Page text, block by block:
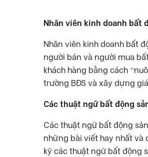
Nhân viên kinh doanh bất
Nhân viên kinh doanh bất
người bán và người mua
khách hàng bằng cách
trường BĐS và xây dựng
Các thuật ngữ bất động
Các thuật ngữ bất động
những bài viết hay nhất và
kỹ các thuật ngữ bất động